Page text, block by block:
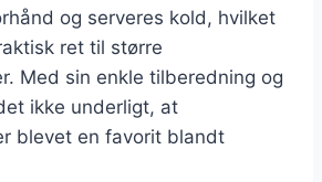
og serveres kold, hvilket
ret til større
Med sin enkle tilberedning og
ikke underligt, at
blevet en favorit blandt